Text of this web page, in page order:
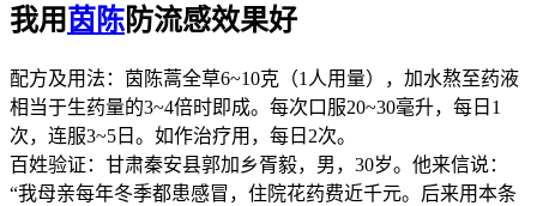
我用茵陈防流感效果好
配方及用法：茵陈蒿全草6~10克（1人用量），加水熬至药液
相当于生药量的3~4倍时即成。每次口服20~30毫升，每日1
次，连服3~5日。如作治疗用，每日2次。
百姓验证：甘肃秦安县郭加乡胥毅，男，30岁。他来信说：
“我母亲每年冬季都患感冒，住院花药费近千元。后来用本条